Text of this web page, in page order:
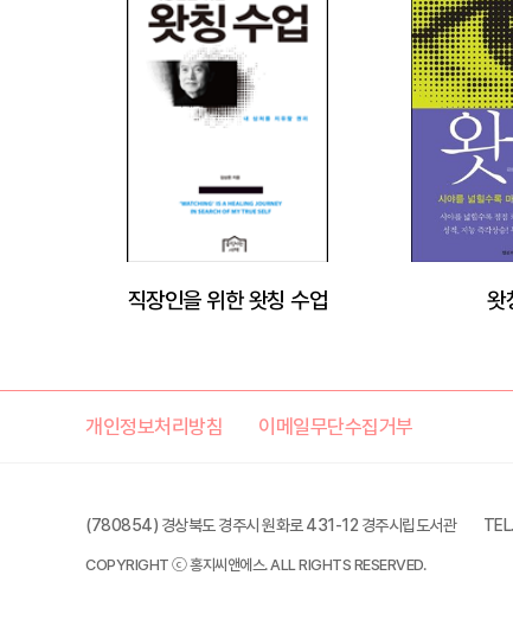
직장인을 위한 왓칭 수업 왓
개인정보처리방침 이메일무단수집거부
(780854) 경상북도 경주시 원화로 431-12 경주시립도서관
COPYRIGHT ⓒ 홍지씨앤에스. ALL RIGHTS RESERVED.